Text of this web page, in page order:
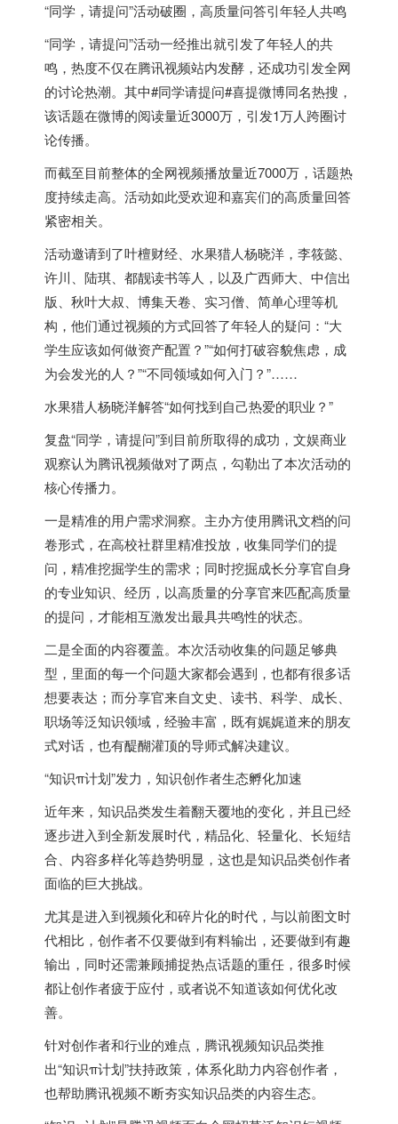
“同学，请提问”活动破圈，高质量问答引年轻人共鸣
“同学，请提问”活动一经推出就引发了年轻人的共
鸣，热度不仅在腾讯视频站内发酵，还成功引发全网
的讨论热潮。其中#同学请提问#喜提微博同名热搜，
该话题在微博的阅读量近3000万，引发1万人跨圈讨
论传播。
而截至目前整体的全网视频播放量近7000万，话题热
度持续走高。活动如此受欢迎和嘉宾们的高质量回答
紧密相关。
活动邀请到了叶檀财经、水果猎人杨晓洋，李筱懿、
许川、陆琪、都靓读书等人，以及广西师大、中信出
版、秋叶大叔、博集天卷、实习僧、简单心理等机
构，他们通过视频的方式回答了年轻人的疑问：“大
学生应该如何做资产配置？”“如何打破容貌焦虑，成
为会发光的人？”“不同领域如何入门？”……
水果猎人杨晓洋解答“如何找到自己热爱的职业？”
复盘“同学，请提问”到目前所取得的成功，文娱商业
观察认为腾讯视频做对了两点，勾勒出了本次活动的
核心传播力。
一是精准的用户需求洞察。主办方使用腾讯文档的问
卷形式，在高校社群里精准投放，收集同学们的提
问，精准挖掘学生的需求；同时挖掘成长分享官自身
的专业知识、经历，以高质量的分享官来匹配高质量
的提问，才能相互激发出最具共鸣性的状态。
二是全面的内容覆盖。本次活动收集的问题足够典
型，里面的每一个问题大家都会遇到，也都有很多话
想要表达；而分享官来自文史、读书、科学、成长、
职场等泛知识领域，经验丰富，既有娓娓道来的朋友
式对话，也有醍醐灌顶的导师式解决建议。
“知识π计划”发力，知识创作者生态孵化加速
近年来，知识品类发生着翻天覆地的变化，并且已经
逐步进入到全新发展时代，精品化、轻量化、长短结
合、内容多样化等趋势明显，这也是知识品类创作者
面临的巨大挑战。
尤其是进入到视频化和碎片化的时代，与以前图文时
代相比，创作者不仅要做到有料输出，还要做到有趣
输出，同时还需兼顾捕捉热点话题的重任，很多时候
都让创作者疲于应付，或者说不知道该如何优化改
善。
针对创作者和行业的难点，腾讯视频知识品类推
出“知识π计划”扶持政策，体系化助力内容创作者，
也帮助腾讯视频不断夯实知识品类的内容生态。